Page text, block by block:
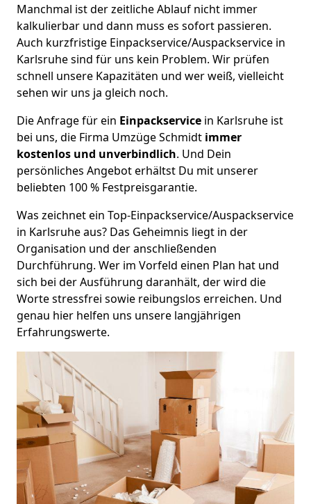
Manchmal ist der zeitliche Ablauf nicht immer
kalkulierbar und dann muss es sofort passieren.
Auch kurzfristige Einpackservice/Auspackservice in
Karlsruhe sind für uns kein Problem. Wir prüfen
schnell unsere Kapazitäten und wer weiß, vielleicht
sehen wir uns ja gleich noch.
Die Anfrage für ein Einpackservice in Karlsruhe ist
bei uns, die Firma Umzüge Schmidt immer
kostenlos und unverbindlich. Und Dein
persönliches Angebot erhältst Du mit unserer
beliebten 100 % Festpreisgarantie.
Was zeichnet ein Top-Einpackservice/Auspackservice
in Karlsruhe aus? Das Geheimnis liegt in der
Organisation und der anschließenden
Durchführung. Wer im Vorfeld einen Plan hat und
sich bei der Ausführung daranhält, der wird die
Worte stressfrei sowie reibungslos erreichen. Und
genau hier helfen uns unsere langjährigen
Erfahrungswerte.